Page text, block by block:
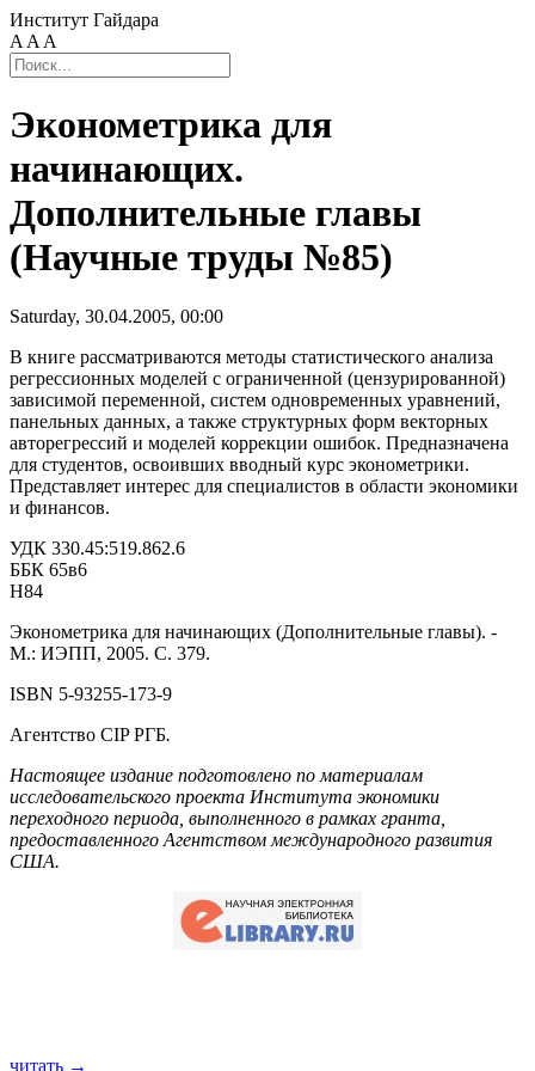
Институт Гайдара
A A A
Эконометрика для
начинающих.
Дополнительные главы
(Научные труды №85)
Saturday, 30.04.2005, 00:00
В книге рассматриваются методы статистического анализа
регрессионных моделей с ограниченной (цензурированной)
зависимой переменной, систем одновременных уравнений,
панельных данных, а также структурных форм векторных
авторегрессий и моделей коррекции ошибок. Предназначена
для студентов, освоивших вводный курс эконометрики.
Представляет интерес для специалистов в области экономики
и финансов.
УДК 330.45:519.862.6
ББК 65в6
Н84
Эконометрика для начинающих (Дополнительные главы). -
М.: ИЭПП, 2005. С. 379.
ISBN 5-93255-173-9
Агентство CIP РГБ.
Настоящее издание подготовлено по материалам
исследовательского проекта Института экономики
переходного периода, выполненного в рамках гранта,
предоставленного Агентством международного развития
США.
читать →